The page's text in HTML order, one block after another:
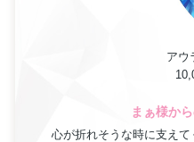
アウ
まぁ様か
心が折れそうな時に支えて